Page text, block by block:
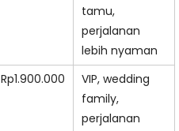
tamu,
perjalanan
lebih nyaman
Rp1.900.000
VIP, wedding
family,
perjalanan